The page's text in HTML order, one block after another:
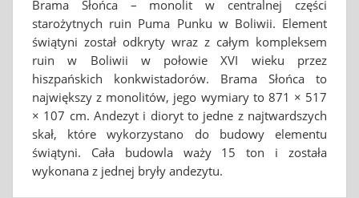
Brama Słońca – monolit w centralnej części
starożytnych ruin Puma Punku w Boliwii. Element
świątyni został odkryty wraz z całym kompleksem
ruin w Boliwii w połowie XVI wieku przez
hiszpańskich konkwistadorów. Brama Słońca to
największy z monolitów, jego wymiary to 871 × 517
× 107 cm. Andezyt i dioryt to jedne z najtwardszych
skał, które wykorzystano do budowy elementu
świątyni. Cała budowla waży 15 ton i została
wykonana z jednej bryły andezytu.